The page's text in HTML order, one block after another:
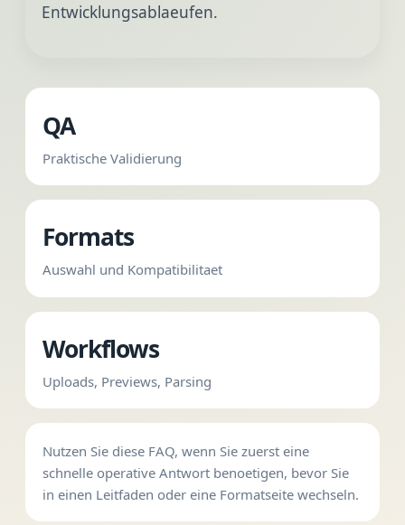
Entwicklungsablaeufen.
QA
Praktische Validierung
Formats
Auswahl und Kompatibilitaet
Workflows
Uploads, Previews, Parsing
Nutzen Sie diese FAQ, wenn Sie zuerst eine
schnelle operative Antwort benoetigen, bevor Sie
in einen Leitfaden oder eine Formatseite wechseln.